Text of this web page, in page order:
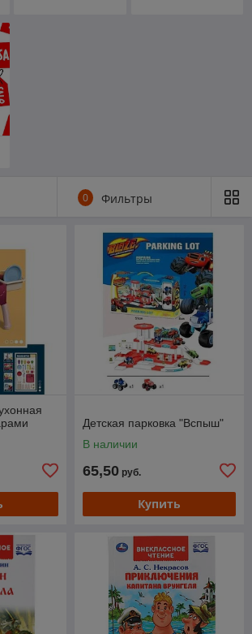
0 Фильтры
Детская парковка "Вспыш"
В наличии
65,50 руб.
Купить